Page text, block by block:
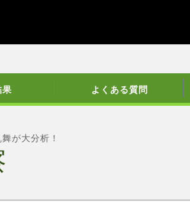
果 よくある質問
が大分析！